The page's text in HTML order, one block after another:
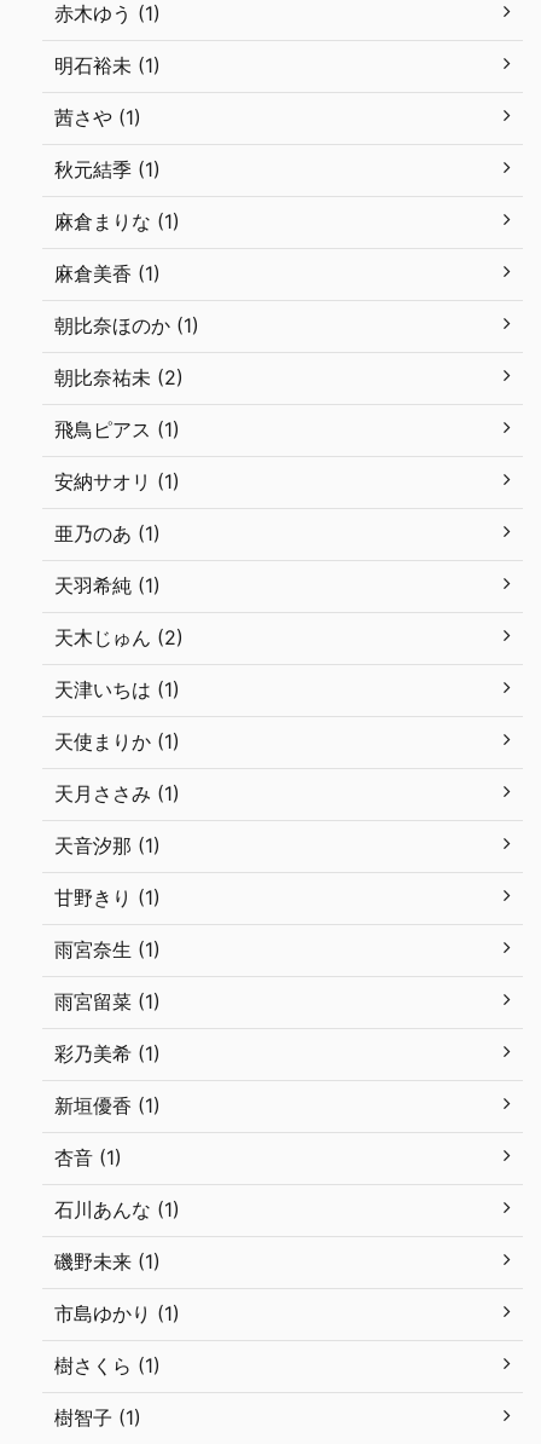
赤木ゆう (1)
明石裕未 (1)
茜さや (1)
秋元結季 (1)
麻倉まりな (1)
麻倉美香 (1)
朝比奈ほのか (1)
朝比奈祐未 (2)
飛鳥ピアス (1)
安納サオリ (1)
亜乃のあ (1)
天羽希純 (1)
天木じゅん (2)
天津いちは (1)
天使まりか (1)
天月ささみ (1)
天音汐那 (1)
甘野きり (1)
雨宮奈生 (1)
雨宮留菜 (1)
彩乃美希 (1)
新垣優香 (1)
杏音 (1)
石川あんな (1)
磯野未来 (1)
市島ゆかり (1)
樹さくら (1)
樹智子 (1)